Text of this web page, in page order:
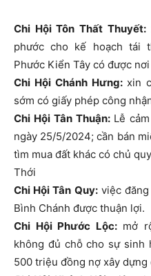
Chi Hội Tôn Thất Thuyết:
phước cho kế hoạch tái
Phước Kiển Tây có được
Chi Hội Chánh Hưng: xin
sớm có giấy phép công
Chi Hội Tân Thuận: Lễ
ngày 25/5/2024; cần bán
tìm mua đất khác có chủ
Thới
Chi Hội Tân Quy:việc đăng
Bình Chánh được thuận lợi.
Chi Hội Phước Lộc:mở
không đủ chỗ cho sự sinh
500 triệu đồng nợ xây dựng